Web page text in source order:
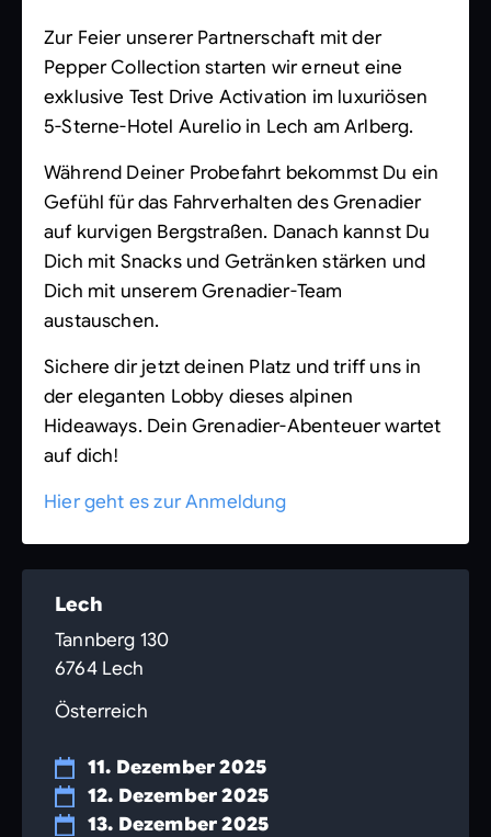
Zur Feier unserer Partnerschaft mit der
Pepper Collection starten wir erneut eine
exklusive Test Drive Activation im luxuriösen
5-Sterne-Hotel Aurelio in Lech am Arlberg.
Während Deiner Probefahrt bekommst Du ein
Gefühl für das Fahrverhalten des Grenadier
auf kurvigen Bergstraßen. Danach kannst Du
Dich mit Snacks und Getränken stärken und
Dich mit unserem Grenadier-Team
austauschen.
Sichere dir jetzt deinen Platz und triff uns in
der eleganten Lobby dieses alpinen
Hideaways. Dein Grenadier-Abenteuer wartet
auf dich!
Hier geht es zur Anmeldung
Lech
Tannberg 130
6764 Lech
Österreich
11. Dezember 2025
12. Dezember 2025
13. Dezember 2025